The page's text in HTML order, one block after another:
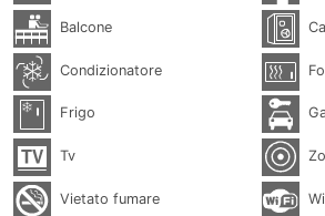
Balcone
Condizionatore
Frigo
Tv
Vietato fumare